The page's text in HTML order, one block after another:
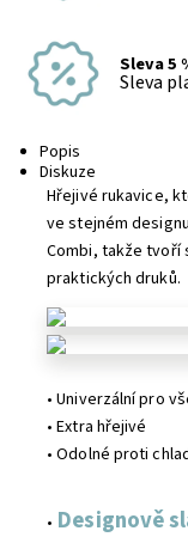
Sleva 5
Sleva
Popis
Diskuze
Hřejivé rukavice,
ve stejném
Combi, takže tvoří
praktických druků.
• Univerzální pro
• Extra hřejivé
• Odolné proti
• Designově